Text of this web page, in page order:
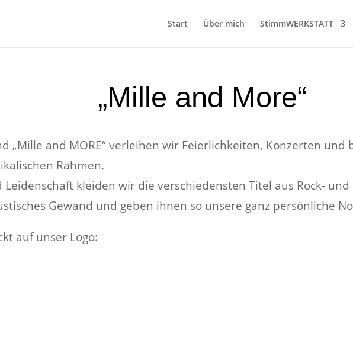
Start Über mich StimmWERKSTATT
„Mille and More“
„Mille and MORE“ verleihen wir Feierlichkeiten, Konzerten
Rahmen.
kleiden wir die verschiedensten Titel aus Rock-
Gewand und geben ihnen so unsere ganz persönliche
auf unser Logo: